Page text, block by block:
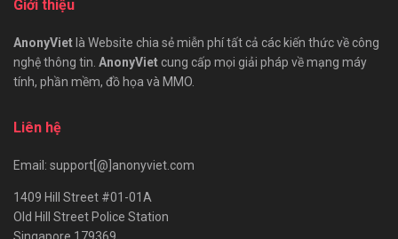
Giới thiệu
AnonyViet là Website chia sẻ miễn phí tất cả các kiến thức về công
nghệ thông tin. AnonyViet cung cấp mọi giải pháp về mạng máy
tính, phần mềm, đồ họa và MMO.
Liên hệ
Email: support[@]anonyviet.com
1409 Hill Street #01-01A
Old Hill Street Police Station